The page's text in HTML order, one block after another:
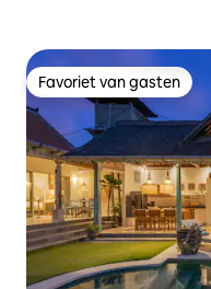
Favoriet van gasten
Favoriet van gasten